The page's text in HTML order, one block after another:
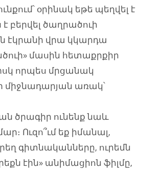
օրինակ եթե պեղվել է
է բերվել ծաղրածուի
էկրանի վրա կկարդա
մասին հետաքրքիր
որպես մրցանակ
միջնադարյան առակ՝
ծրագիր ունենք նաև
Ուզո՞ւմ եք իմանալ,
գիտնականները, ուրեմն
էին» անիմացիոն ֆիլմը,